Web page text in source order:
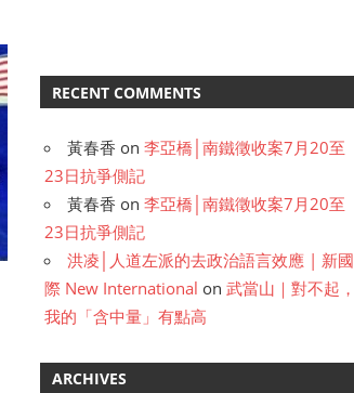
RECENT COMMENTS
黃春香 on李亞橋│南鐵徵收案7月20至
23日抗爭側記
黃春香 on李亞橋│南鐵徵收案7月20至
23日抗爭側記
洪凌│人道左派的去政治語言效應 | 新國
際 New International on武當山｜對不起，
我的「含中量」有點高
ARCHIVES